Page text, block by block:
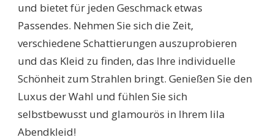
und bietet für jeden Geschmack etwas
Passendes. Nehmen Sie sich die Zeit,
verschiedene Schattierungen auszuprobieren
und das Kleid zu finden, das Ihre individuelle
Schönheit zum Strahlen bringt. Genießen Sie den
Luxus der Wahl und fühlen Sie sich
selbstbewusst und glamourös in Ihrem lila
Abendkleid!